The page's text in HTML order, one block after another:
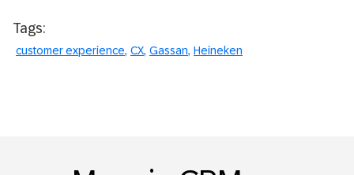
Tags:
customer experience CX Gassan Heineken